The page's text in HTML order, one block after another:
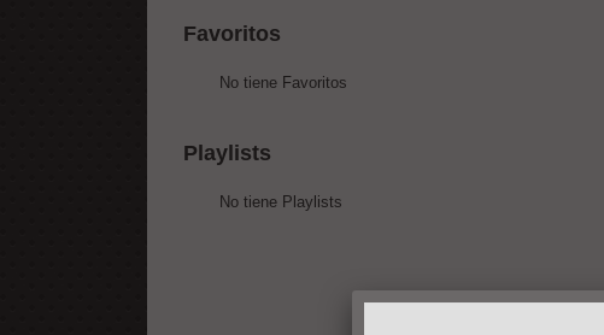
Favoritos
No tiene Favoritos
Playlists
No tiene Playlists